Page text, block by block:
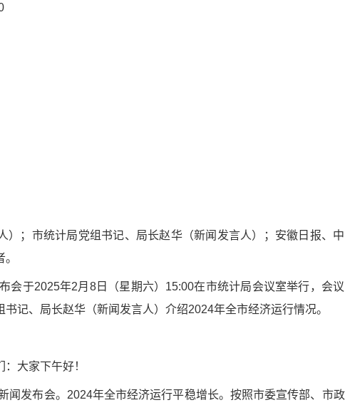
）；市统计局党组书记、局长赵华（新闻发言人）；安徽日报、
会于2025年2月8日（星期六）15:00在市统计局会议室举行，会
记、局长赵华（新闻发言人）介绍2024年全市经济运行情况。
大家下午好！
闻发布会。2024年全市经济运行平稳增长。按照市委宣传部、市